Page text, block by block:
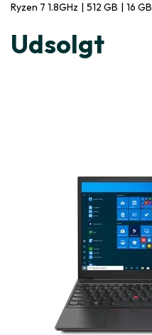
Ryzen 7 1.8GHz | 512 GB | 16 GB
Udsolgt